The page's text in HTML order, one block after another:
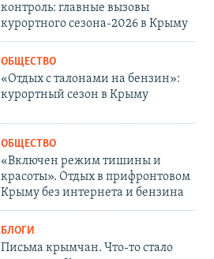
контроль: главные вызовы
курортного сезона-2026 в Крыму
ОБЩЕСТВО
«Отдых с талонами на бензин»:
курортный сезон в Крыму
ОБЩЕСТВО
«Включен режим тишины и
красоты». Отдых в прифронтовом
Крыму без интернета и бензина
БЛОГИ
Письма крымчан. Что-то стало